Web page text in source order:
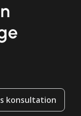
konsultation